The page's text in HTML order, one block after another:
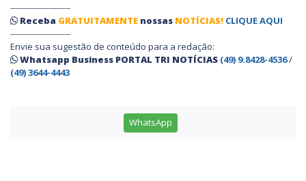
----------------------
Receba GRATUITAMENTE nossas NOTÍCIAS! CLIQUE AQUI
----------------------
Envie sua sugestão de conteúdo para a redação:
Whatsapp Business PORTAL TRI NOTÍCIAS (49) 9.8428-4536/
(49) 3644-4443
WhatsApp